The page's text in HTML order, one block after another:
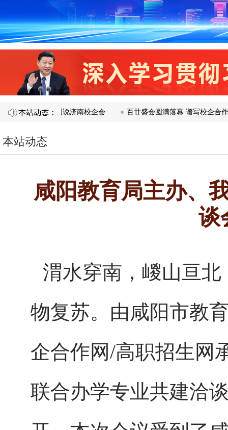
图说济南校企会 百廿盛会圆满落幕 谱写校企合作新篇
本站动态
咸阳教育局主办、
谈
渭水穿南，嵕山亘
物复苏。由咸阳市教
企合作网/高职招生网
联合办学专业共建洽